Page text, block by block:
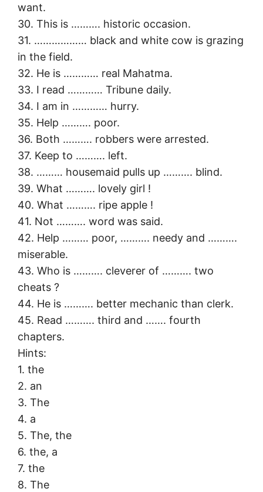
want.
30. This is ………. historic occasion.
31. ……………… black and white cow is grazing
in the field.
32. He is ………… real Mahatma.
33. I read ………… Tribune daily.
34. I am in ………… hurry.
35. Help ………. poor.
36. Both ………. robbers were arrested.
37. Keep to ………. left.
38. ……… housemaid pulls up ………. blind.
39. What ………. lovely girl !
40. What ………. ripe apple !
41. Not ………. word was said.
42. Help ……… poor, ………. needy and ……….
miserable.
43. Who is ………. cleverer of ………. two
cheats ?
44. He is ………. better mechanic than clerk.
45. Read ………. third and ……. fourth
chapters.
Hints:
1. the
2. an
3. The
4. a
5. The, the
6. the, a
7. the
8. The